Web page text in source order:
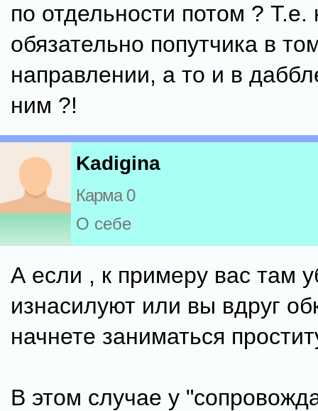
по отдельности потом ? Т.е.
обязательно попутчика в
направлении, а то и в
ним ?!
Kadigina
Карма 0
О себе
А если , к примеру вас там
изнасилуют или вы вдруг
начнете заниматься
В этом случае у